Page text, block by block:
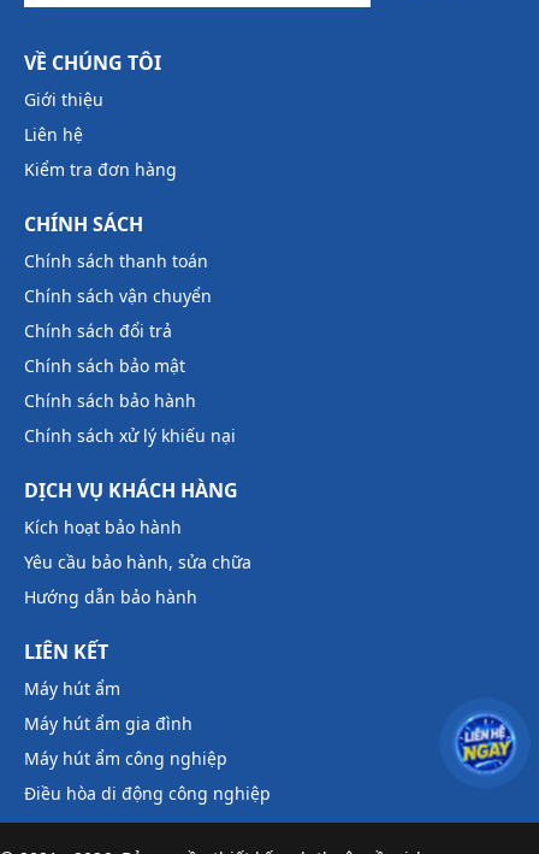
VỀ CHÚNG TÔI
Giới thiệu
Liên hệ
Kiểm tra đơn hàng
CHÍNH SÁCH
Chính sách thanh toán
Chính sách vận chuyển
Chính sách đổi trả
Chính sách bảo mật
Chính sách bảo hành
Chính sách xử lý khiếu nại
DỊCH VỤ KHÁCH HÀNG
Kích hoạt bảo hành
Yêu cầu bảo hành, sửa chữa
Hướng dẫn bảo hành
LIÊN KẾT
Máy hút ẩm
Máy hút ẩm gia đình
Máy hút ẩm công nghiệp
Điều hòa di động công nghiệp